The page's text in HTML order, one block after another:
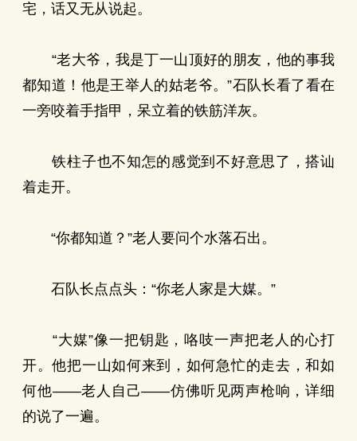
宅，话又无从说起。
“老大爷，我是丁一山顶好的朋友，他的事我
都知道！他是王举人的姑老爷。”石队长看了看在
一旁咬着手指甲，呆立着的铁筋洋灰。
铁柱子也不知怎的感觉到不好意思了，搭讪
着走开。
“你都知道？”老人要问个水落石出。
石队长点点头：“你老人家是大媒。”
“大媒”像一把钥匙，咯吱一声把老人的心打
开。他把一山如何来到，如何急忙的走去，和如
何他——老人自己——仿佛听见两声枪响，详细
的说了一遍。